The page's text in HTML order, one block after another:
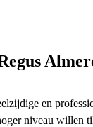
en
niveau willen